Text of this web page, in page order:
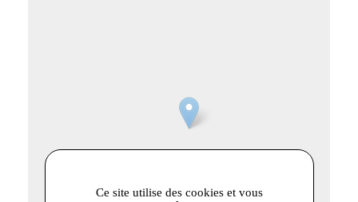
Ce site utilise des cookies et vous